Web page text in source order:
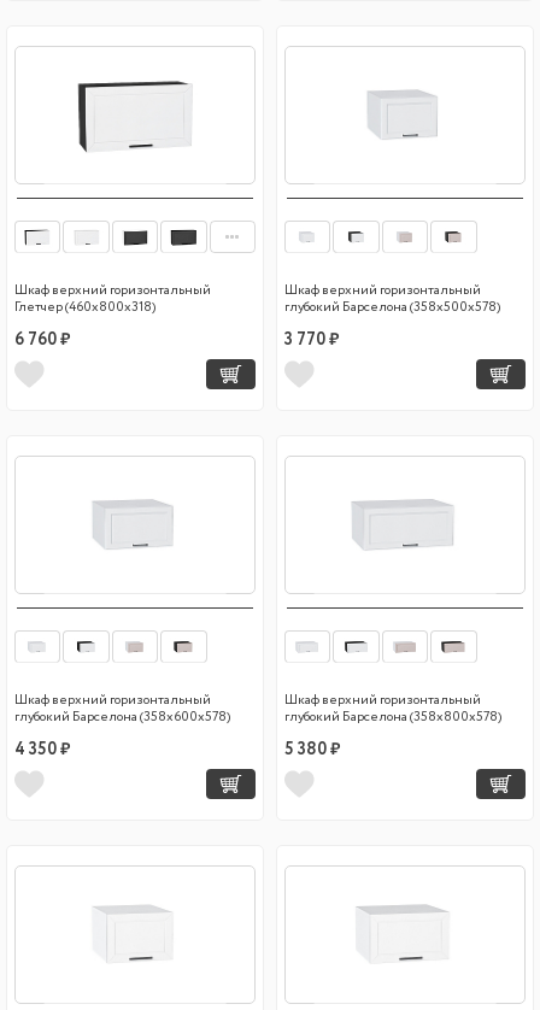
Шкаф верхний горизонтальный
Глетчер (460х800х318)
6 760 ₽
Шкаф верхний горизонтальный
глубокий Барселона (358х500х578)
3 770 ₽
Шкаф верхний горизонтальный
глубокий Барселона (358х600х578)
4 350 ₽
Шкаф верхний горизонтальный
глубокий Барселона (358х800х578)
5 380 ₽